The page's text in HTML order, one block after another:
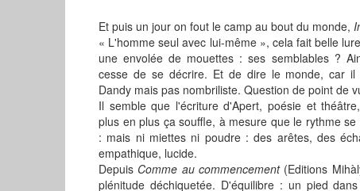
Et puis un jour on fout le camp au bout du monde,
« L'homme seul avec lui-même », cela fait belle
une envolée de mouettes : ses semblables ?
cesse de se décrire. Et de dire le monde, car
Dandy mais pas nombriliste. Question de point de
Il semble que l'écriture d'Apert, poésie et
plus en plus ça souffle, à mesure que le rythme
: mais ni miettes ni poudre : des arêtes, des
empathique, lucide.
Depuis Comme au commencement(Editions
plénitude déchiquetée. D'équilibre : un pied